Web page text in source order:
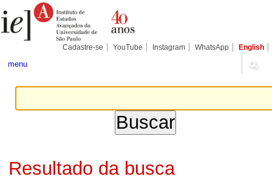
para
conteúdo.
Pessoais
Cadastre-se YouTube Instagram WhatsApp English
menu
Resultado da busca